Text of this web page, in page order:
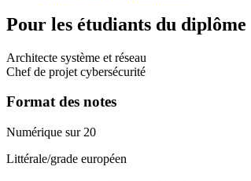
Pour les étudiants du diplôme
Architecte système et réseau
Chef de projet cybersécurité
Format des notes
Numérique sur 20
Littérale/grade européen